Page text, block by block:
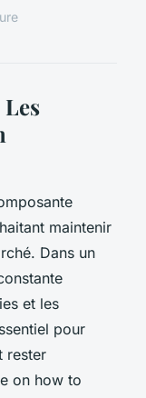
maintenir
Dans un
et les
pour
rester
on how to